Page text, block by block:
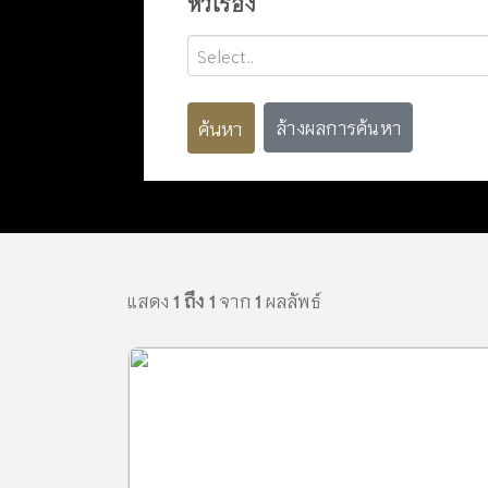
Select..
ค้นหา ล้างผลการค้นหา
แสดง1 ถึง 1จาก1 ผลลัพธ์